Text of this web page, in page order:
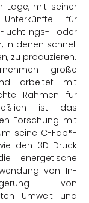
Lage, mit seiner
für
oder
in denen schnell
zu produzieren.
große
arbeitet mit
Rahmen für
ist das
Forschung mit
seine C-Fab®-
den 3D-Druck
energetische
von In-
von
Umwelt und